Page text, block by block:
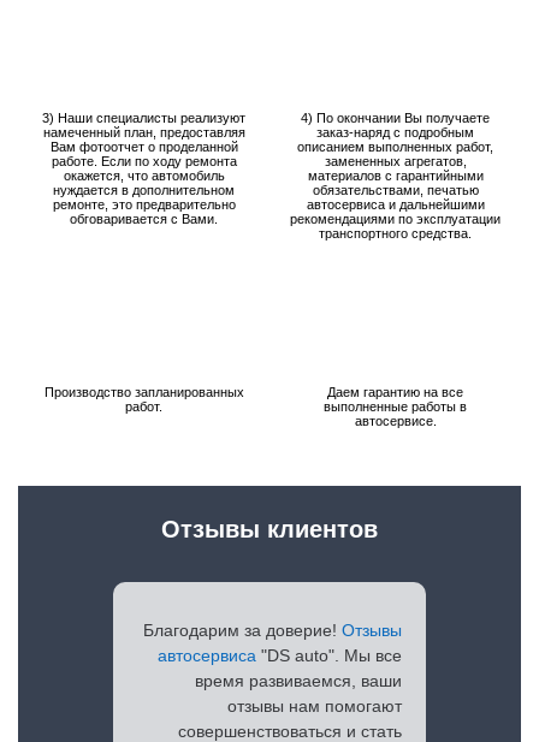
3) Наши специалисты реализуют
намеченный план, предоставляя
Вам фотоотчет о проделанной
работе. Если по ходу ремонта
окажется, что автомобиль
нуждается в дополнительном
ремонте, это предварительно
обговаривается с Вами.
4) По окончании Вы получаете
заказ-наряд с подробным
описанием выполненных работ,
замененных агрегатов,
материалов с гарантийными
обязательствами, печатью
автосервиса и дальнейшими
рекомендациями по эксплуатации
транспортного средства.
Производство запланированных
работ.
Даем гарантию на все
выполненные работы в
автосервисе.
Благодарим за доверие! Отзывы
автосервиса "DS auto". Мы все
время развиваемся, ваши
отзывы нам помогают
совершенствоваться и стать
Отзывы клиентов